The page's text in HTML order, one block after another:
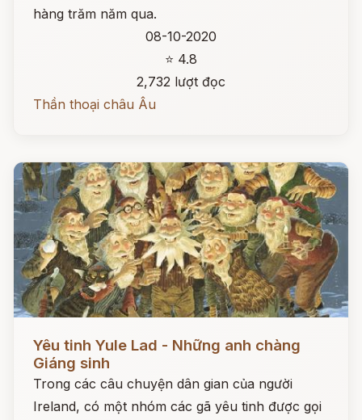
hàng trăm năm qua.
08-10-2020
⭐ 4.8
2,732 lượt đọc
Thần thoại châu Âu
Yêu tinh Yule Lad - Những anh chàng
Giáng sinh
Trong các câu chuyện dân gian của người
Ireland, có một nhóm các gã yêu tinh được gọi